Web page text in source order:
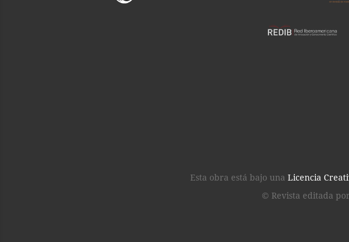
Esta obra está bajo una Licencia
© Revista editada